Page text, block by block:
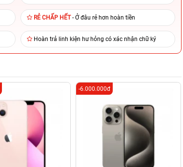
RẺ CHẤP HẾT- Ở đâu rẻ hơn hoàn tiền
Hoàn trả linh kiện hư hỏng có xác nhận chữ ký
-6.000.000đ